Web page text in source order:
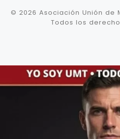
© 2026 Asociación Unión de
Todos los